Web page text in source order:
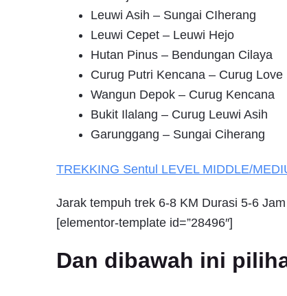
Leuwi Asih – Sungai CIherang
Leuwi Cepet – Leuwi Hejo
Hutan Pinus – Bendungan Cilaya
Curug Putri Kencana – Curug Love
Wangun Depok – Curug Kencana
Bukit Ilalang – Curug Leuwi Asih
Garunggang – Sungai Ciherang
TREKKING Sentul LEVEL MIDDLE/
Jarak tempuh trek 6-8 KM Durasi 5-6 Jam
[elementor-template id=”28496″]
Dan dibawah ini